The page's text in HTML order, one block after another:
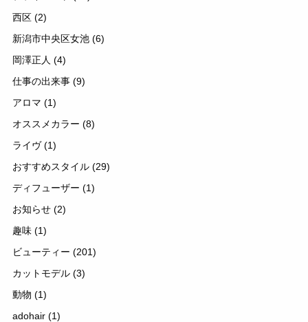
西区 (2)
新潟市中央区女池 (6)
岡澤正人 (4)
仕事の出来事 (9)
アロマ (1)
オススメカラー (8)
ライヴ(1)
おすすめスタイル (29)
ディフューザー (1)
お知らせ (2)
趣味 (1)
ビューティー (201)
カットモデル (3)
動物 (1)
adohair (1)